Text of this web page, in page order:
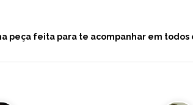
peça feita para te acompanhar em todos